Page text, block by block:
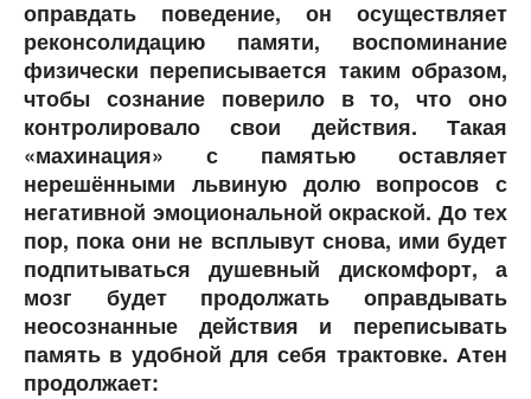
оправдать поведение, он осуществляет
реконсолидацию памяти, воспоминание
физически переписывается таким образом,
чтобы сознание поверило в то, что оно
контролировало свои действия. Такая
«махинация» с памятью оставляет
нерешёнными львиную долю вопросов с
негативной эмоциональной окраской. До тех
пор, пока они не всплывут снова, ими будет
подпитываться душевный дискомфорт, а
мозг будет продолжать оправдывать
неосознанные действия и переписывать
память в удобной для себя трактовке. Атен
продолжает: